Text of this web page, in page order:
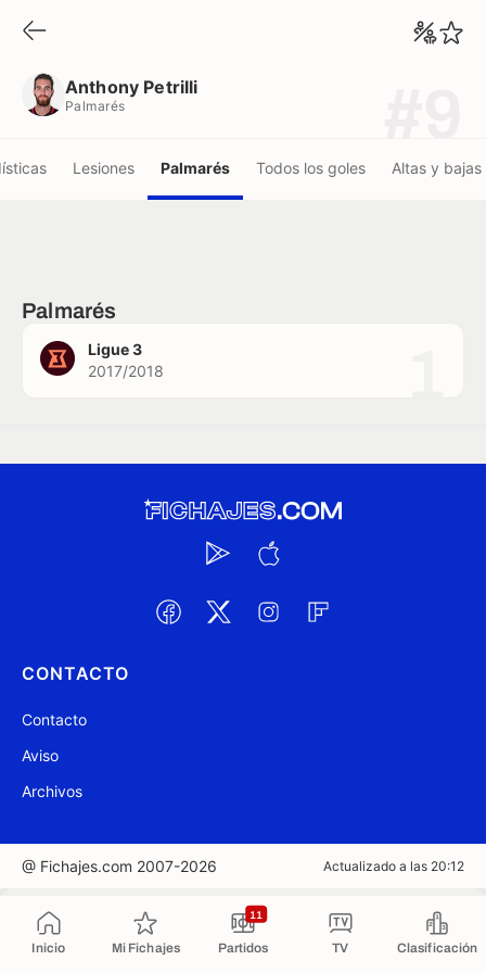
Inicio Mi Fichajes Partidos
11
TV Clasificación
Anthony Petrilli
Palmarés
Lesiones Palmarés Todos los goles Altas y bajas
Palmarés
Ligue 3
2017/2018
CONTACTO
Contacto
Aviso
Archivos
@ Fichajes.com 2007-2026 Actualizado a las 20:12
Copiado al portapapeles